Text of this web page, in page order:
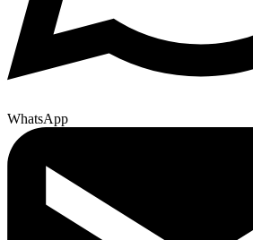
WhatsApp